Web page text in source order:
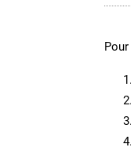
Pour